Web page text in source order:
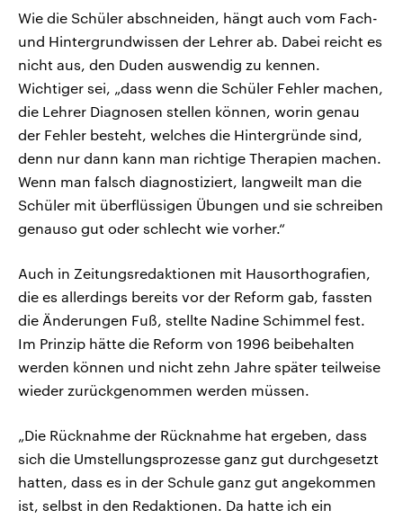
Wie die Schüler abschneiden, hängt auch vom Fach-
und Hintergrundwissen der Lehrer ab. Dabei reicht es
nicht aus, den Duden auswendig zu kennen.
Wichtiger sei, „dass wenn die Schüler Fehler machen,
die Lehrer Diagnosen stellen können, worin genau
der Fehler besteht, welches die Hintergründe sind,
denn nur dann kann man richtige Therapien machen.
Wenn man falsch diagnostiziert, langweilt man die
Schüler mit überflüssigen Übungen und sie schreiben
genauso gut oder schlecht wie vorher.“
Auch in Zeitungsredaktionen mit Hausorthografien,
die es allerdings bereits vor der Reform gab, fassten
die Änderungen Fuß, stellte Nadine Schimmel fest.
Im Prinzip hätte die Reform von 1996 beibehalten
werden können und nicht zehn Jahre später teilweise
wieder zurückgenommen werden müssen.
„Die Rücknahme der Rücknahme hat ergeben, dass
sich die Umstellungsprozesse ganz gut durchgesetzt
hatten, dass es in der Schule ganz gut angekommen
ist, selbst in den Redaktionen. Da hatte ich ein